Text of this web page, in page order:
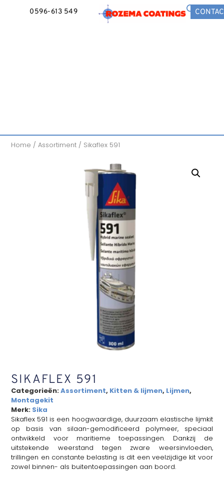
0596-613 549
Home /Assortiment / Sikaflex 591
SIKAFLEX 591
Categorieën:Assortiment, Kitten & lijmen, Lijmen,
Montagekit
Merk: Sika
Sikaflex 591 is een hoogwaardige, duurzaam elastische lijmkit
op basis van silaan-gemodificeerd polymeer, speciaal
ontwikkeld voor maritieme toepassingen. Dankzij de
uitstekende weerstand tegen zware weersinvloeden,
trillingen en constante belasting is dit een veelzijdige kit voor
zowel binnen- als buitentoepassingen aan boord.